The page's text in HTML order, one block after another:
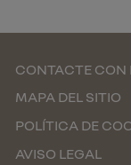
CONTACTE CON
MAPA DEL SITIO
POLÍTICA DE
AVISO LEGAL